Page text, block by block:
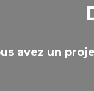
avez un